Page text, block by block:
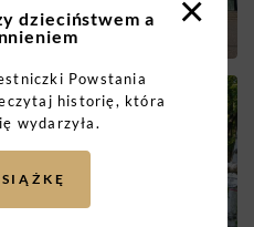
×
dzieciństwem a
Powstania
historię, która
wydarzyła.